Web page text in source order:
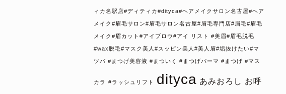
ィカ名駅店#ディティカ#dityca#ヘアメイクサロン名古屋#ヘア
メイク#眉毛サロン#眉毛サロン名古屋#眉毛専門店#眉毛#眉毛
メイク#眉カット#アイブロウ#アイ リスト #美眉#眉毛脱毛
#wax脱毛#マスク美人#スッピン美人#美人眉#垢抜けたい#マ
ツパ #まつげ美容液 #まついく #まつげパーマ #まつげ #マス
カラ #ラッシュリフト dityca あみおろし お呼